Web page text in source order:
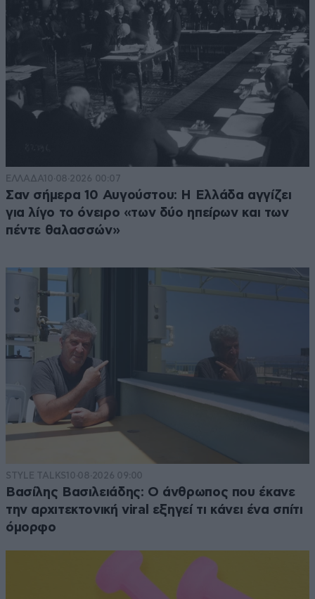
ΕΛΛΑΔΑ10·08·2026 00:07
Σαν σήμερα 10 Αυγούστου: Η Ελλάδα αγγίζει
για λίγο το όνειρο «των δύο ηπείρων και των
πέντε θαλασσών»
STYLE TALKS10·08·2026 09:00
Βασίλης Βασιλειάδης: Ο άνθρωπος που έκανε
την αρχιτεκτονική viral εξηγεί τι κάνει ένα σπίτι
όμορφο